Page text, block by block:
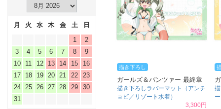
描き下ろし
ガールズ＆パンツァー 最終章
描き下ろしラバーマット（アンチ
ョビ／リゾート水着）
3,300円
月 火 水 木 金 土
日
1
2
3
4 5 6 7 8
9
10
11 12 13 14 15
16
17
18 19 20 21 22
23
24
25 26 27 28 29
30
31